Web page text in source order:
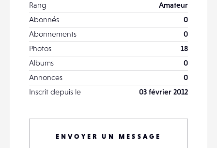
Rang
Amateur
Abonnés
0
Abonnements
0
Photos
18
Albums
0
Annonces
0
Inscrit depuis le
03 février 2012
ENVOYER UN MESSAGE